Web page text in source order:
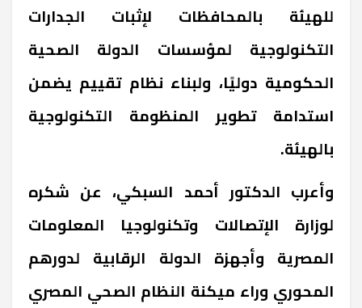
للهيئة بالمحافظات لإثبات الجدارات
التكنولوجية لمؤسسات الدولة الصحية
الحكومية دوليًا، ولبناء نظام تقييم يضمن
استدامة تطوير المنظومة التكنولوجية
بالهيئة.
وأعرب الدكتور أحمد السبكي، عن شكره
لوزارة الإتصالات وتكنولوجيا المعلومات
المصرية وأجهزة الدولة الرقابية لدورهم
المحوري وراء ميكنة النظام الصحي المصري